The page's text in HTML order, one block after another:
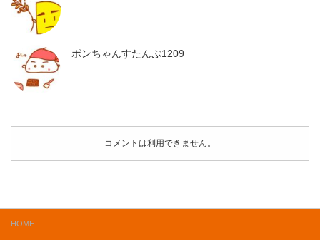
ポンちゃんすたんぷ1209
コメントは利用できません。
HOME